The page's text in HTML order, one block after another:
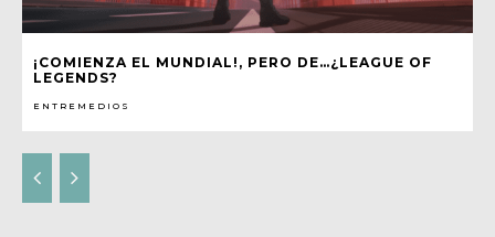
¡COMIENZA EL MUNDIAL!, PERO DE…¿LEAGUE OF
LEGENDS?
ENTREMEDIOS